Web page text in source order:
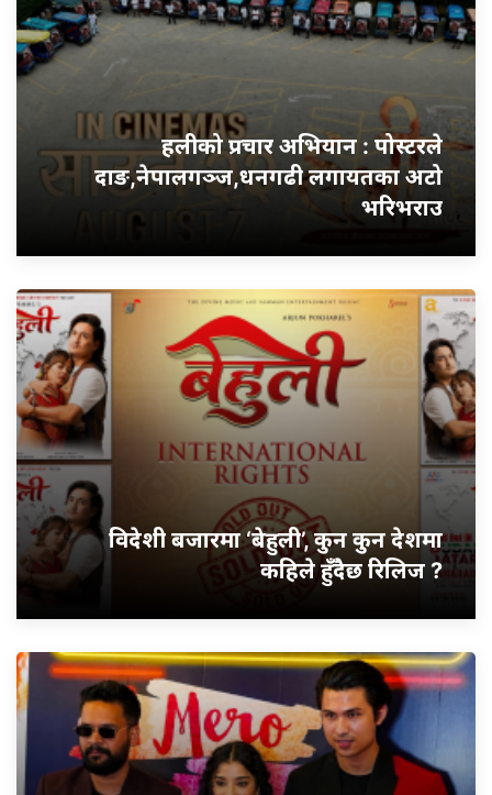
हलीको प्रचार अभियान : पोस्टरले
दाङ,नेपालगञ्ज,धनगढी लगायतका अटो
भरिभराउ
विदेशी बजारमा ‘बेहुली’, कुन कुन देशमा
कहिले हुँदैछ रिलिज ?